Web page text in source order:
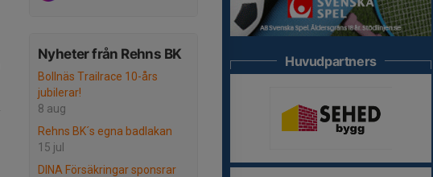
Nyheter från Rehns BK
Bollnäs Trailrace 10-års
jubilerar!
8 aug
Rehns BK´s egna badlakan
15 jul
DINA Försäkringar sponsrar
Huvudpartners